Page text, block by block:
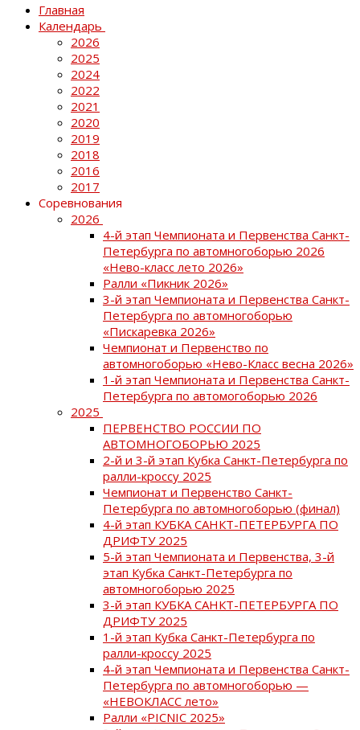
Главная
Календарь
2026
2025
2024
2022
2021
2020
2019
2018
2016
2017
Соревнования
2026
4-й этап Чемпионата и Первенства Санкт-
Петербурга по автомногоборью 2026
«Нево-класс лето 2026»
Ралли «Пикник 2026»
3-й этап Чемпионата и Первенства Санкт-
Петербурга по автомногоборью
«Пискаревка 2026»
Чемпионат и Первенство по
автомногоборью «Нево-Класс весна 2026»
1-й этап Чемпионата и Первенства Санкт-
Петербурга по автомогоборью 2026
2025
ПЕРВЕНСТВО РОССИИ ПО
АВТОМНОГОБОРЬЮ 2025
2-й и 3-й этап Кубка Санкт-Петербурга по
ралли-кроссу 2025
Чемпионат и Первенство Санкт-
Петербурга по автомногоборью (финал)
4-й этап КУБКА САНКТ-ПЕТЕРБУРГА ПО
ДРИФТУ 2025
5-й этап Чемпионата и Первенства, 3-й
этап Кубка Санкт-Петербурга по
автомногоборью 2025
3-й этап КУБКА САНКТ-ПЕТЕРБУРГА ПО
ДРИФТУ 2025
1-й этап Кубка Санкт-Петербурга по
ралли-кроссу 2025
4-й этап Чемпионата и Первенства Санкт-
Петербурга по автомногоборью —
«НЕВОКЛАСС лето»
Ралли «PICNIC 2025»